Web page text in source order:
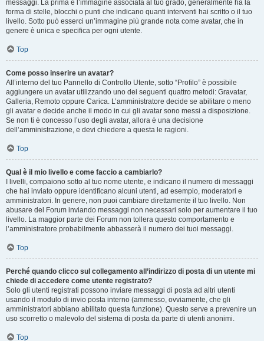
messaggi. La prima è l’immagine associata al tuo grado, generalmente ha la
forma di stelle, blocchi o punti che indicano quanti interventi hai scritto o il tuo
livello. Sotto può esserci un’immagine più grande nota come avatar, che in
genere è unica e specifica per ogni utente.
Top
Come posso inserire un avatar?
All’interno del tuo Pannello di Controllo Utente, sotto “Profilo” è possibile
aggiungere un avatar utilizzando uno dei seguenti quattro metodi: Gravatar,
Galleria, Remoto oppure Carica. L’amministratore decide se abilitare o meno
gli avatar e decide anche il modo in cui gli avatar sono messi a disposizione.
Se non ti è concesso l’uso degli avatar, allora è una decisione
dell’amministrazione, e devi chiedere a questa le ragioni.
Top
Qual è il mio livello e come faccio a cambiarlo?
I livelli, compaiono sotto al tuo nome utente, e indicano il numero di messaggi
che hai inviato oppure identificano alcuni utenti, ad esempio, moderatori e
amministratori. In genere, non puoi cambiare direttamente il tuo livello. Non
abusare del Forum inviando messaggi non necessari solo per aumentare il tuo
livello. La maggior parte dei Forum non tollera questo comportamento e
l’amministratore probabilmente abbasserà il numero dei tuoi messaggi.
Top
Perché quando clicco sul collegamento all’indirizzo di posta di un utente mi
chiede di accedere come utente registrato?
Solo gli utenti registrati possono inviare messaggi di posta ad altri utenti
usando il modulo di invio posta interno (ammesso, ovviamente, che gli
amministratori abbiano abilitato questa funzione). Questo serve a prevenire un
uso scorretto o malevolo del sistema di posta da parte di utenti anonimi.
Top